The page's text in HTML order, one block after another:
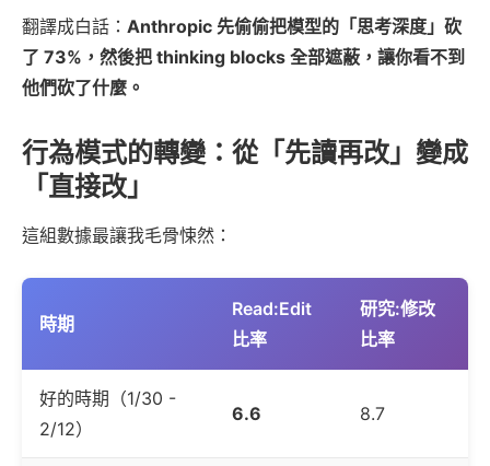
翻譯成白話： Anthropic 先偷偷把模型的「思考深度」砍
了 73%，然後把 thinking blocks 全部遮蔽，讓你看不到
他們砍了什麼。
行為模式的轉變：從「先讀再改」變成
「直接改」
這組數據最讓我毛骨悚然：
時期
Read:Edit
比率
研究:修改
比率
好的時期（1/30 -
2/12）
6.6 8.7